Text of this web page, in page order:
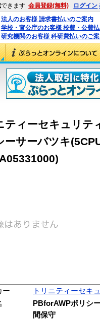
できます 会員登録(無料) ログイン
法人のお客様 請求書払いのご案内
学校・官公庁のお客様 校費・公費
研究機関のお客様 科研費払いのご
ティーセキュリ
ーサーバツキ
ー
トリニティーセキ
PBforAWPポリシ
間保守